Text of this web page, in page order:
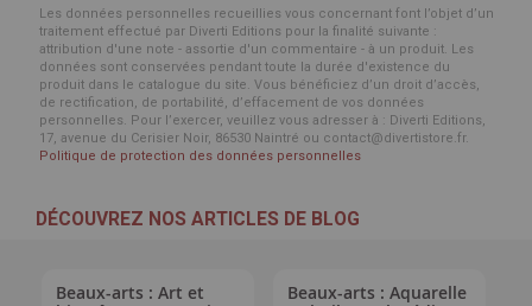
Les données personnelles recueillies vous concernant font l’objet d’un
traitement effectué par Diverti Editions pour la finalité suivante :
attribution d'une note - assortie d'un commentaire - à un produit. Les
données sont conservées pendant toute la durée d'existence du
produit dans le catalogue du site. Vous bénéficiez d’un droit d’accès,
de rectification, de portabilité, d’effacement de vos données
personnelles. Pour l’exercer, veuillez vous adresser à : Diverti Editions,
17, avenue du Cerisier Noir, 86530 Naintré ou contact@divertistore.fr.
Politique de protection des données personnelles
DÉCOUVREZ NOS ARTICLES DE BLOG
Beaux-arts : Art et
Beaux-arts : Aquarelle